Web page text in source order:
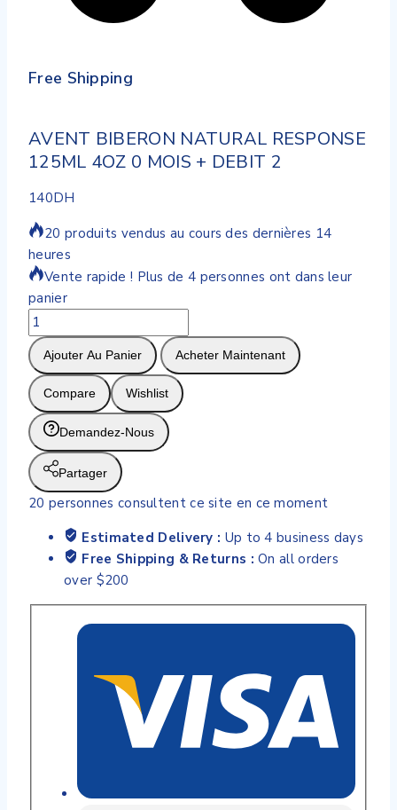
Free Shipping
AVENT BIBERON NATURAL RESPONSE
125ML 4OZ 0 MOIS + DEBIT 2
140DH
20 produits vendus au cours des dernières 14
heures
Vente rapide ! Plus de 4 personnes ont dans leur
panier
quantité
de
AVENT
BIBERON
NATURAL
RESPONSE
125ML
4OZ
0
MOIS
DEBIT
Ajouter Au Panier Acheter Maintenant
Compare Wishlist
Demandez-Nous
Partager
20 personnes consultent ce site en ce moment
Estimated Delivery : Up to 4 business days
Free Shipping & Returns :On all orders
over $200